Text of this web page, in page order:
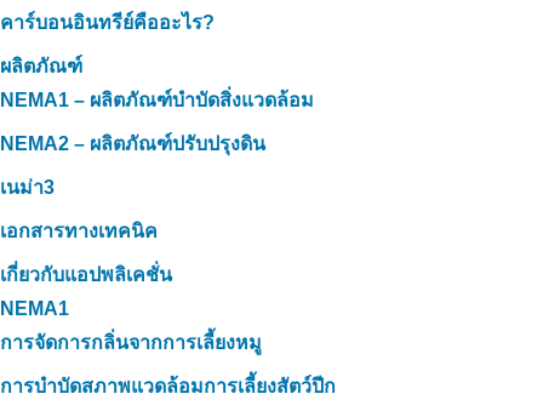
คาร์บอนอินทรีย์คืออะไร?
ผลิตภัณฑ์
NEMA1 – ผลิตภัณฑ์บำบัดสิ่งแวดล้อม
NEMA2 – ผลิตภัณฑ์ปรับปรุงดิน
เนม่า3
เอกสารทางเทคนิค
เกี่ยวกับแอปพลิเคชั่น
NEMA1
การจัดการกลิ่นจากการเลี้ยงหมู
การบำบัดสภาพแวดล้อมการเลี้ยงสัตว์ปีก